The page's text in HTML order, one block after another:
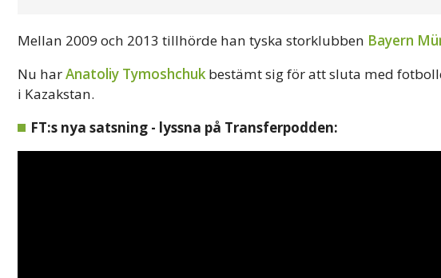
Mellan 2009 och 2013 tillhörde han tyska storklubben Bayern
Nu harAnatoliy Tymoshchukbestämt sig för att sluta med
i Kazakstan.
FT:s nya satsning - lyssna på Transferpodden: